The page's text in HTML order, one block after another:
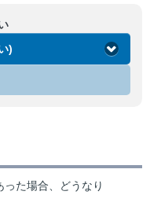
)
た場合、どうなり